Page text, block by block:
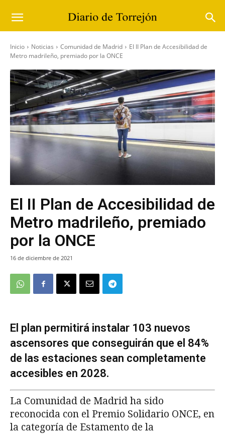
Inicio Noticias Comunidad de Madrid
El II Plan de Accesibilidad de
Metro madrileño, premiado por la ONCE
El II Plan de Accesibilidad de
Metro madrileño, premiado
por la ONCE
16 de diciembre de 2021
El plan permitirá instalar 103 nuevos
ascensores que conseguirán que el 84%
de las estaciones sean completamente
accesibles en 2028.
La Comunidad de Madrid ha sido
reconocida con el Premio Solidario ONCE, en
la categoría de Estamento de la